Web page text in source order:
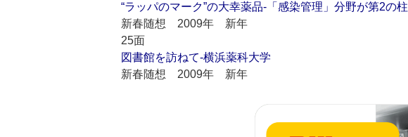
“ラッパのマーク”の大幸薬品‐「感染管理」分野が第2の柱
新春随想 2009年 新年
25面
図書館を訪ねて‐横浜薬科大学
新春随想 2009年 新年